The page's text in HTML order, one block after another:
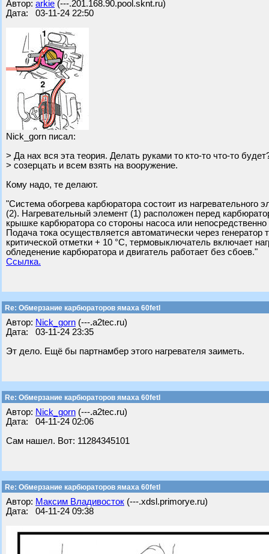
Автор: arkie (---.201.168.90.pool.sknt.ru)
Дата: 03-11-24 22:50
Nick_gorn писал:
> Да нах вся эта теория. Делать руками то кто-то что-то
> созерцать и всем взять на вооружение.
Кому надо, те делают.
"Система обогрева карбюратора состоит из
(2). Нагревательный элемент (1) расположен перед
крышке карбюратора со стороны насоса или
Подача тока осуществляется автоматически через
критической отметки + 10 °C, термовыключатель включает
обледенение карбюратора и двигатель работает без сбоев."
Ссылка.
Re: Обмерзание карбюраторов ямаха 60fetl
Автор: Nick_gorn (---.a2tec.ru)
Дата: 03-11-24 23:35
Эт дело. Ещё бы партнамбер этого нагревателя заиметь.
Re: Обмерзание карбюраторов ямаха 60fetl
Автор: Nick_gorn (---.a2tec.ru)
Дата: 04-11-24 02:06
Сам нашел. Вот: 11284345101
Re: Обмерзание карбюраторов ямаха 60fetl
Автор: Максим Владивосток (---.xdsl.primorye.ru)
Дата: 04-11-24 09:38